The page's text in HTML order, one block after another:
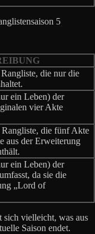
5
die nur die
ein Leben) der
vier Akte
die fünf Akte
aus der Erweiterung
ein Leben) der
da sie die
„Lord of
sich vielleicht, was aus
Saison endet.